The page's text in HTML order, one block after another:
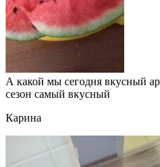
А какой мы сегодня вкусный
сезон самый вкусный
Карина